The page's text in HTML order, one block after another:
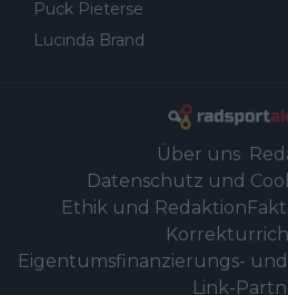
Puck Pieterse
Lucinda Brand
Über uns
Datenschutz und
Ethik und Redaktion
Eigentumsfinanzierungs-
Link-